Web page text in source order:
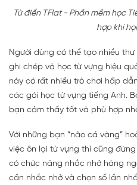
Từ điển TFlat - Phần mềm học
hợp khi
Người dùng có thể tạo nhiều
ghi chép và học từ vựng hiệu
này có rất nhiều trò chơi hấp
các gói học từ vựng tiếng Anh.
bạn cảm thấy tốt và phù hợp
Với những bạn “não cá vàng”
việc ôn lại từ vựng thì cũng
có chức năng nhắc nhở hàng
cần nhắc nhở và chọn số lần